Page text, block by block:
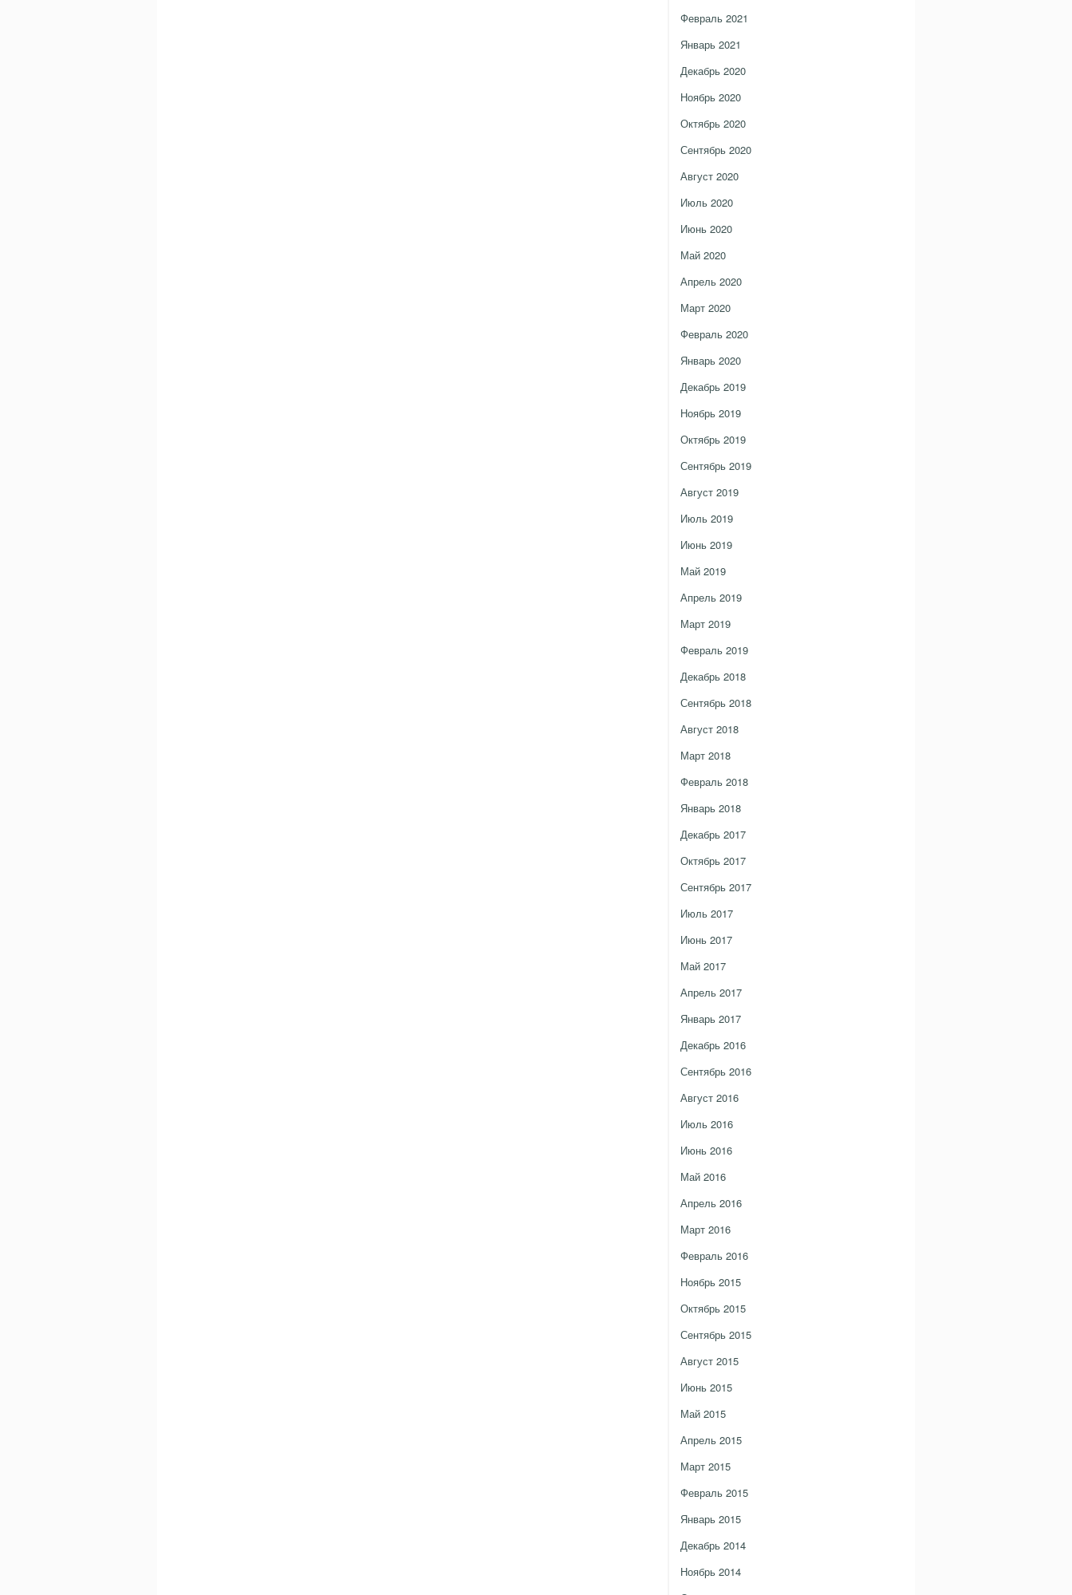
Февраль 2021
Январь 2021
Декабрь 2020
Ноябрь 2020
Октябрь 2020
Сентябрь 2020
Август 2020
Июль 2020
Июнь 2020
Май 2020
Апрель 2020
Март 2020
Февраль 2020
Январь 2020
Декабрь 2019
Ноябрь 2019
Октябрь 2019
Сентябрь 2019
Август 2019
Июль 2019
Июнь 2019
Май 2019
Апрель 2019
Март 2019
Февраль 2019
Декабрь 2018
Сентябрь 2018
Август 2018
Март 2018
Февраль 2018
Январь 2018
Декабрь 2017
Октябрь 2017
Сентябрь 2017
Июль 2017
Июнь 2017
Май 2017
Апрель 2017
Январь 2017
Декабрь 2016
Сентябрь 2016
Август 2016
Июль 2016
Июнь 2016
Май 2016
Апрель 2016
Март 2016
Февраль 2016
Ноябрь 2015
Октябрь 2015
Сентябрь 2015
Август 2015
Июнь 2015
Май 2015
Апрель 2015
Март 2015
Февраль 2015
Январь 2015
Декабрь 2014
Ноябрь 2014